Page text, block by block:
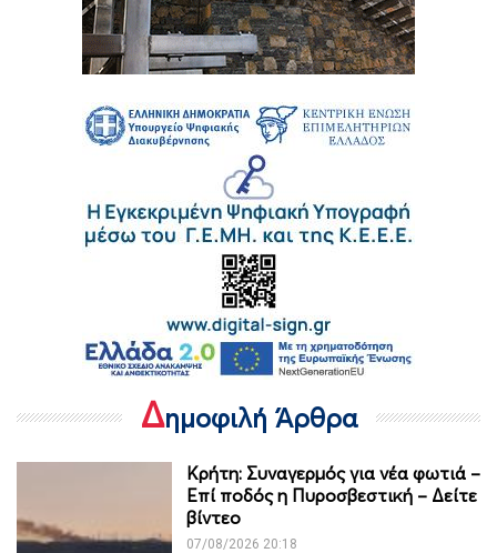
Δημοφιλή Άρθρα
Κρήτη: Συναγερμός για νέα φωτιά –
Επί ποδός η Πυροσβεστική – Δείτε
βίντεο
07/08/2026 20:18